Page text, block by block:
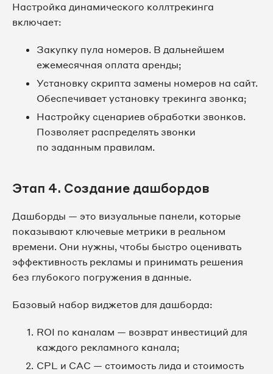
Настройка динамического коллтрекинга
включает:
Закупку пула номеров. В дальнейшем
ежемесячная оплата аренды;
Установку скрипта замены номеров на сайт.
Обеспечивает установку трекинга звонка;
Настройку сценариев обработки звонков.
Позволяет распределять звонки
по заданным правилам.
Этап 4. Создание дашбордов
Дашборды — это визуальные панели, которые
показывают ключевые метрики в реальном
времени. Они нужны, чтобы быстро оценивать
эффективность рекламы и принимать решения
без глубокого погружения в данные.
Базовый набор виджетов для дашборда:
ROI по каналам — возврат инвестиций для
каждого рекламного канала;
CPL и CAC — стоимость лида и стоимость